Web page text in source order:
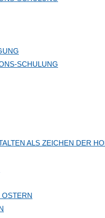
SCHULUNG
ALS ZEICHEN DER
OSTERN